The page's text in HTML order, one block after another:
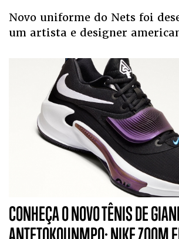
Novo uniforme do Nets foi
um artista e designer
CONHEÇA O NOVO TÊNIS DE